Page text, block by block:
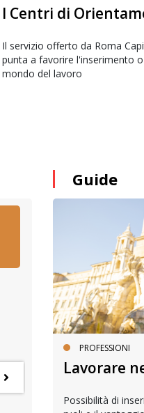
I Centri di
Il servizio offerto da Roma
punta a favorire l'inserimento
mondo del lavoro
Guide
PROFESSIONI
Lavorare
Possibilità di